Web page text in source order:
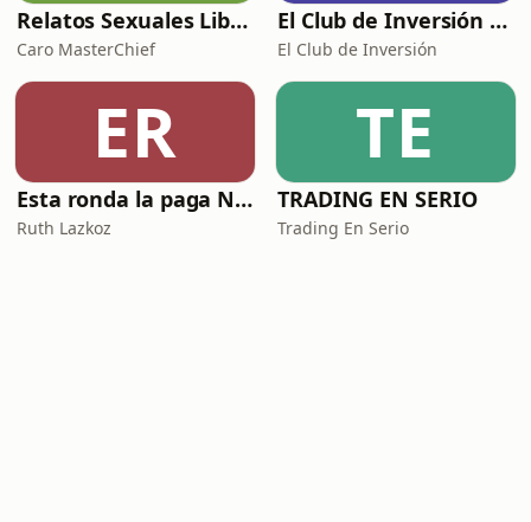
Relatos Sexuales Liberales
Caro MasterChief
El Club de Inversión podcast
El Club de Inversión
ER
Esta ronda la paga Newton
Ruth Lazkoz
TE
TRADING EN SERIO
Trading En Serio